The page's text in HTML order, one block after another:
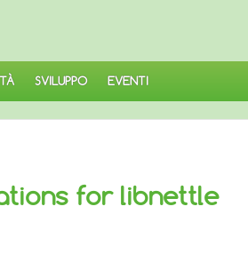
SVILUPPO EVENTI
for libnettle